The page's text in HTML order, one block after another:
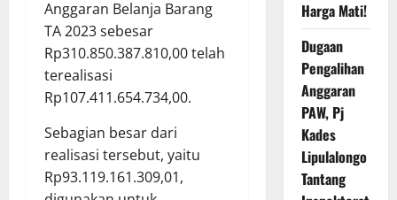
Anggaran Belanja Barang
TA 2023 sebesar
Rp310.850.387.810,00 telah
terealisasi
Rp107.411.654.734,00.
Sebagian besar dari
realisasi tersebut, yaitu
Rp93.119.161.309,01,
Harga Mati!
Dugaan
Pengalihan
Anggaran
PAW, Pj
Kades
Lipulalongo
Tantang